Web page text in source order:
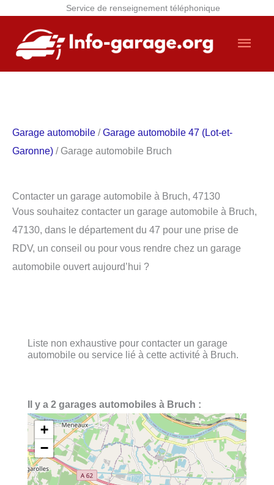
Service de renseignement téléphonique
contenu
Garage automobile /Garage automobile 47 (Lot-et-
Garonne) / Garage automobile Bruch
Contacter un garage automobile à Bruch, 47130
Vous souhaitez contacter un garage automobile à Bruch,
47130, dans le département du 47 pour une prise de
RDV, un conseil ou pour vous rendre chez un garage
automobile ouvert aujourd’hui ?
Liste non exhaustive pour contacter un garage
automobile ou service lié à cette activité à Bruch.
Il y a 2 garages automobiles à Bruch :
+
−